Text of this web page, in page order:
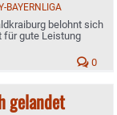
BAYERNLIGA
belohnt sich
für gute Leistung
0
gelandet